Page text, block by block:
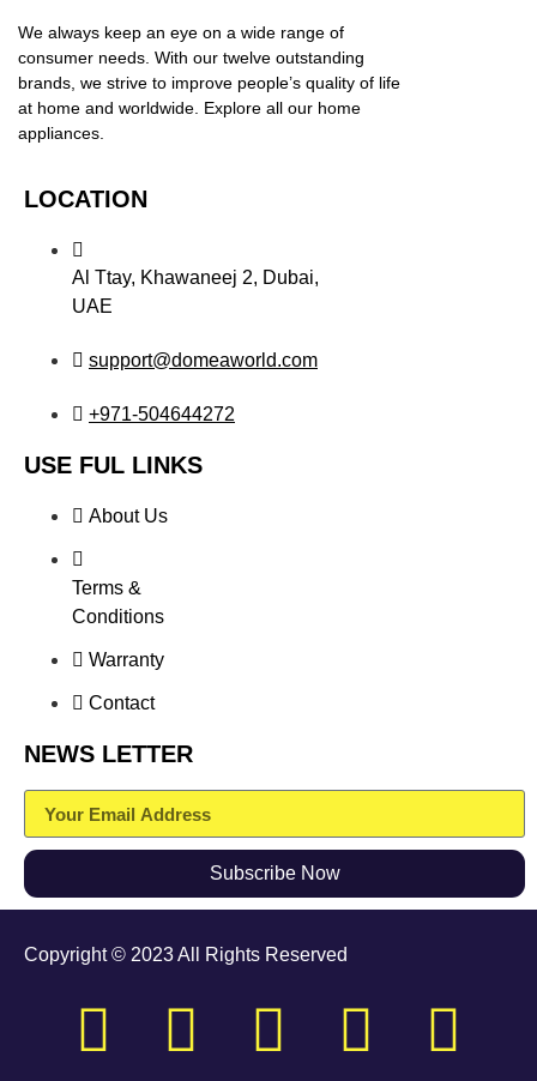
We always keep an eye on a wide range of
consumer needs. With our twelve outstanding
brands, we strive to improve people’s quality of life
at home and worldwide. Explore all our home
appliances.
LOCATION
Al Ttay, Khawaneej 2, Dubai,
UAE
support@domeaworld.com
+971-504644272
USE FUL LINKS
About Us
Terms &
Conditions
Warranty
Contact
NEWS LETTER
Subscribe Now
Copyright © 2023 All Rights Reserved